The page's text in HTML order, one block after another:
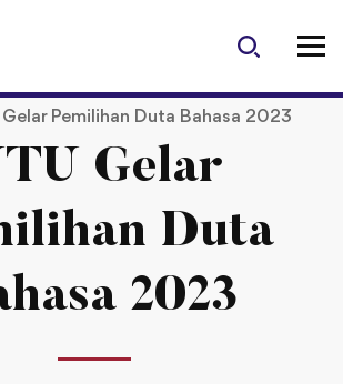
Gelar Pemilihan Duta Bahasa 2023
Gelar
Duta
2023